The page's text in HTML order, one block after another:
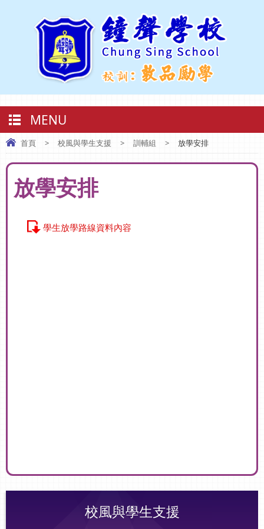
MENU
首頁 > 校風與學生支援 > 訓輔組 > 放學安排
放學安排
學生放學路線資料內容
校風與學生支援